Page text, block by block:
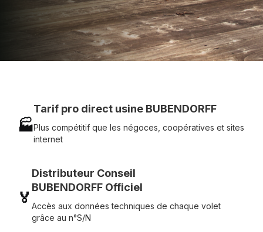
Voir tous nos produits
🏭
Tarif pro direct usine BUBENDORFF
Plus compétitif que les négoces, coopératives et sites
internet
🏅
Distributeur Conseil
BUBENDORFF Officiel
Accès aux données techniques de chaque volet
grâce au n°S/N